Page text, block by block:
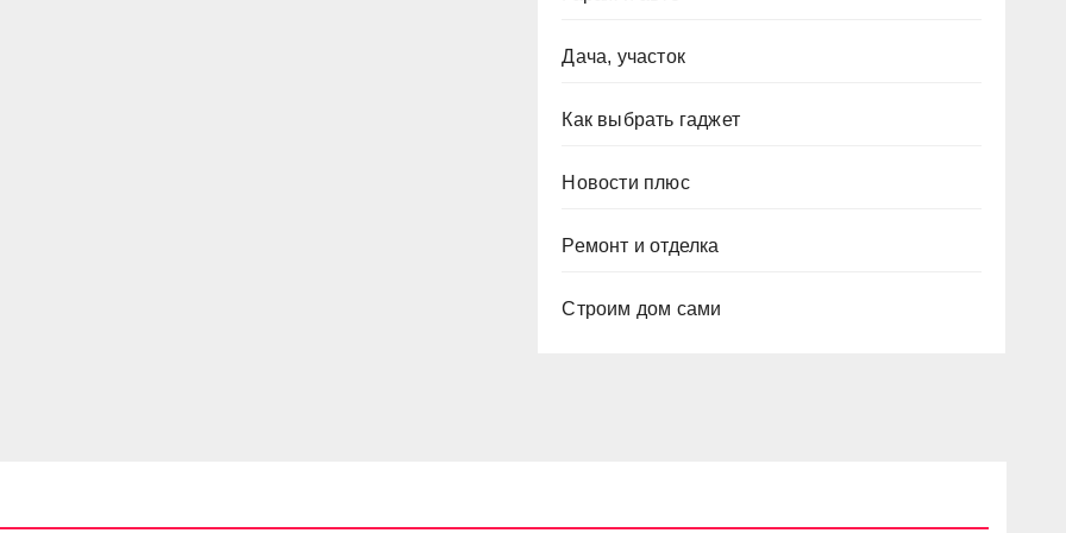
Дача, участок
Как выбрать гаджет
Новости плюс
Ремонт и отделка
Строим дом сами